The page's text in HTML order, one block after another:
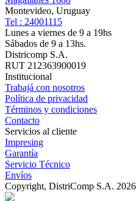
Montevideo, Uruguay
Tel : 24001115
Lunes a viernes de 9 a 19hs
Sábados de 9 a 13hs.
Districomp S.A.
RUT 212363900019
Institucional
Trabajá con nosotros
Política de privacidad
Términos y condiciones
Contacto
Servicios al cliente
Impresing
Garantía
Servicio Técnico
Envíos
Copyright, DistriComp S.A. 2026